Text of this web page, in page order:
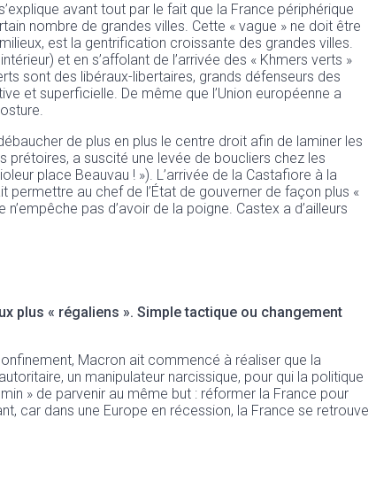
avant tout par le fait que la France périphérique
nombre de grandes villes. Cette « vague » ne doit être
est la gentrification croissante des grandes villes.
et en s’affolant de l’arrivée des « Khmers verts »
sont des libéraux-libertaires, grands défenseurs des
et superficielle. De même que l’Union européenne a
de plus en plus le centre droit afin de laminer les
prétoires, a suscité une levée de boucliers chez les
place Beauvau ! »). L’arrivée de la Castafiore à la
permettre au chef de l’État de gouverner de façon plus «
pas d’avoir de la poigne. Castex a d’ailleurs
plus « régaliens ». Simple tactique ou changement
Macron ait commencé à réaliser que la
un manipulateur narcissique, pour qui la politique
» de parvenir au même but : réformer la France pour
car dans une Europe en récession, la France se retrouve